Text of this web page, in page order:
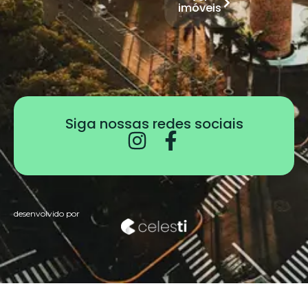
imóveis
Siga nossas redes sociais
desenvolvido por